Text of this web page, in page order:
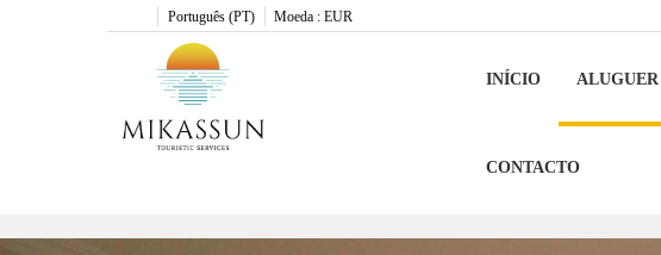
Português (PT) Moeda : EUR
INÍCIO ALUGUER
CONTACTO